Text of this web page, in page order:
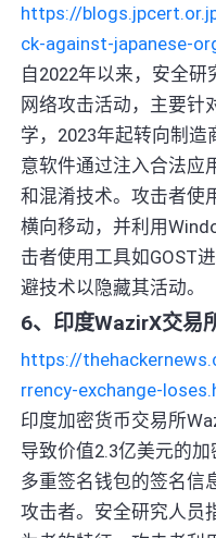
https://
ck-against-japanese-
自2022年以来，安全
网络攻击活动，主要针
学，2023年起转向制造
意软件通过注入合法应
和混淆技术。攻击者使
横向移动，并利用
击者使用工具如GOST
避技术以隐藏其活动。
6、印度WazirX交易
https://
rrency-exchange-
印度加密货币交易所
导致价值2.3亿美元的
多重签名钱包的签名信
攻击者。安全研究人员